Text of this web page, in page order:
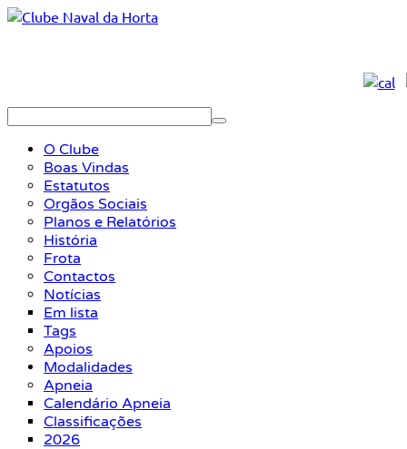
O Clube
Boas Vindas
Estatutos
Orgãos Sociais
Planos e Relatórios
História
Frota
Contactos
Notícias
Em lista
Tags
Apoios
Modalidades
Apneia
Calendário Apneia
Classificações
2026